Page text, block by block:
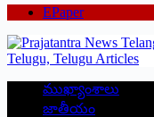
EPaper
ముఖ్యాంశాలు
జాతీయం